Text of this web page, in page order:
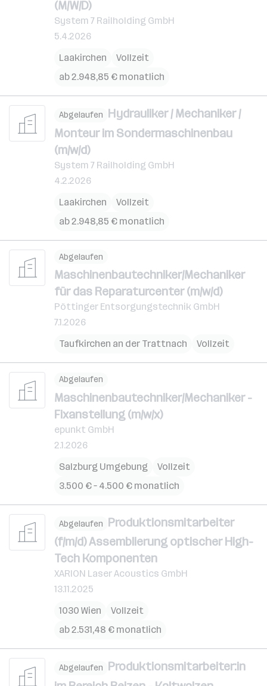
(M/W/D)
System 7 Railholding GmbH
5.4.2026
Laakirchen
Vollzeit
ab 2.948,85 € monatlich
Abgelaufen Hydrauliker / Mechaniker /
Monteur im Sondermaschinenbau
(m/w/d)
System 7 Railholding GmbH
4.2.2026
Laakirchen
Vollzeit
ab 2.948,85 € monatlich
Abgelaufen
Maschinenbautechniker/Mechaniker
für das Reparaturcenter (m/w/d)
Pöttinger Entsorgungstechnik GmbH
7.1.2026
Taufkirchen an der Trattnach
Vollzeit
Abgelaufen
Maschinenbautechniker/Mechaniker -
Fixanstellung (m/w/x)
epunkt GmbH
2.1.2026
Salzburg Umgebung
Vollzeit
3.500 € – 4.500 € monatlich
Abgelaufen Produktionsmitarbeiter
(f/m/d) Assemblierung optischer High-
Tech Komponenten
XARION Laser Acoustics GmbH
13.11.2025
1030 Wien
Vollzeit
ab 2.531,48 € monatlich
Abgelaufen Produktionsmitarbeiter:in